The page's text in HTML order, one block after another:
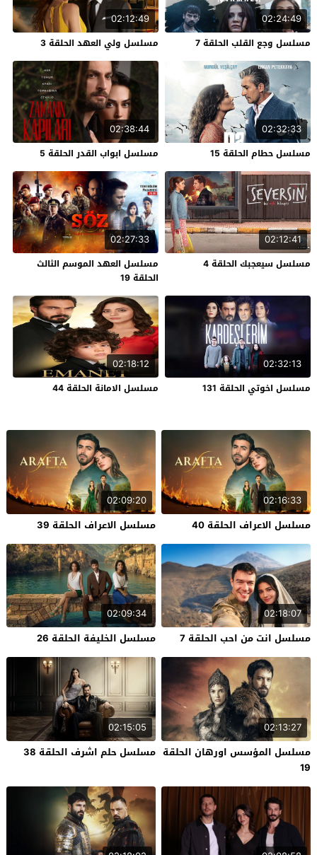
02:24:49
مسلسل وجع القلب الحلقة 7
02:12:49
مسلسل ولي العهد الحلقة 3
02:32:33
مسلسل حطام الحلقة 15
02:38:44
مسلسل ابواب القدر الحلقة 5
02:12:41
مسلسل سيعجبك الحلقة 4
02:27:33
مسلسل العهد الموسم الثالث
الحلقة 19
02:32:13
مسلسل اخوتي الحلقة 131
02:18:12
مسلسل الامانة الحلقة 44
02:16:33
مسلسل الاعراف الحلقة 40
02:09:20
مسلسل الاعراف الحلقة 39
02:18:07
مسلسل انت من احب الحلقة 7
02:09:34
مسلسل الخليفة الحلقة 26
02:13:27
مسلسل المؤسس اورهان الحلقة
19
02:15:05
مسلسل حلم اشرف الحلقة 38